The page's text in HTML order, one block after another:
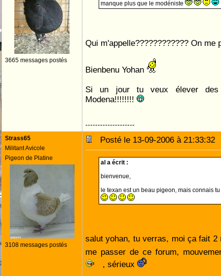
3665 messages postés
manque plus que le modéniste
Qui m'appelle???????????? On me
Bienbenu Yohan
Si un jour tu veux élever des
Modena!!!!!!!!
--------------------
Strass65
Militant Avicole
Pigeon de Platine
3108 messages postés
Posté le 13-09-2006 à
al a écrit :
bienvenue,
le texan est un beau pigeon, mais connais
salut yohan, tu verras, moi ça fait
me passer de ce forum,
, sérieux